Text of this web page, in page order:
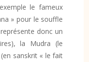
le fameux
» pour le souffle
donc un
la Mudra (le
sanskrit « le fait